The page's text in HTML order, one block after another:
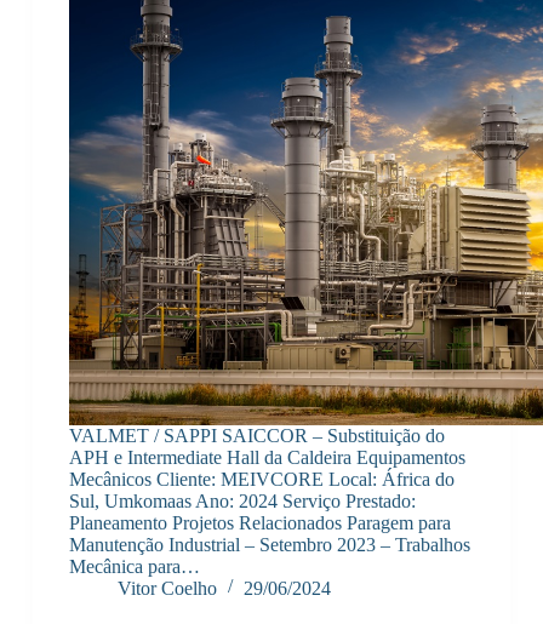
VALMET / SAPPI SAICCOR – Substituição do
APH e Intermediate Hall da Caldeira Equipamentos
Mecânicos Cliente: MEIVCORE Local: África do
Sul, Umkomaas Ano: 2024 Serviço Prestado:
Planeamento Projetos Relacionados Paragem para
Manutenção Industrial – Setembro 2023 – Trabalhos
Mecânica para…
Vitor Coelho
29/06/2024